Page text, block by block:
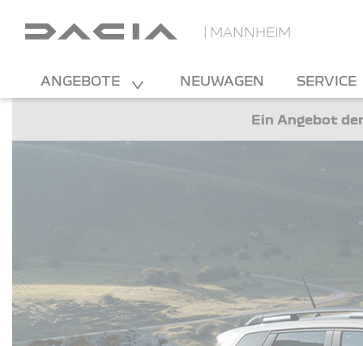
| MANNHEIM
ANGEBOTE NEUWAGEN SERVICE
Ein Angebot